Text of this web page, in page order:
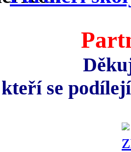
kteří se